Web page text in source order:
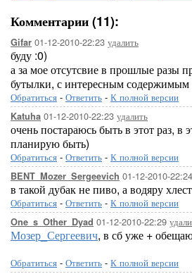
Комментарии (11):
Gifar 01-12-2010-22:23 удалить
буду :0)
а за мое отсутсвие в прошлые разы
бутылки, с интересным содержимым
Обратиться - Ответить - К полной версии
Katuha 01-12-2010-22:23 удалить
очень постараюсь быть в этот раз,
планирую быть)
Обратиться - Ответить - К полной версии
BENT_Mozer_Sergeevich 01-12-2010-22:24
в такой дубак не пиво, а водяру
Обратиться - Ответить - К полной версии
One_s_Other_Dyad 01-12-2010-22:29
Мозер_Сергеевич, в сб уже +
Обратиться - Ответить - К полной версии